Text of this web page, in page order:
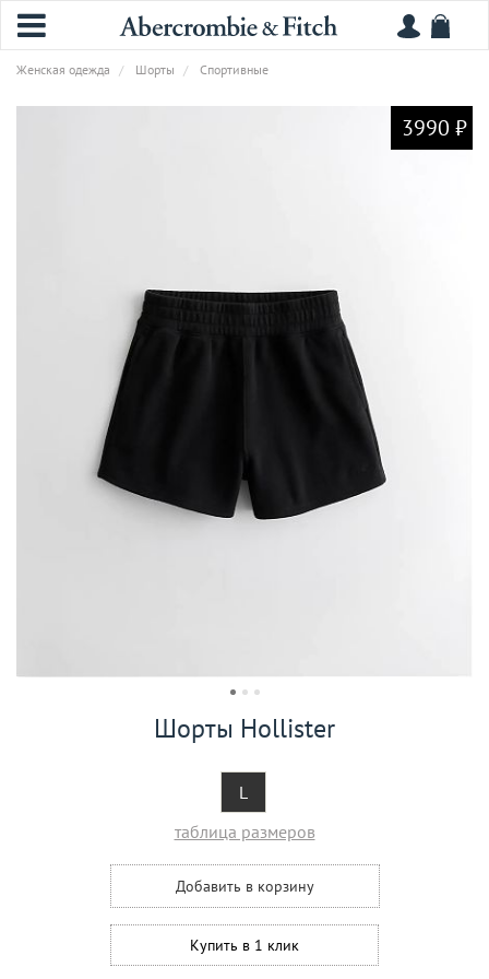
Женская одежда Шорты Спортивные
3990 ₽
Шорты Hollister
L
таблица размеров
Добавить в корзину
Купить в 1 клик